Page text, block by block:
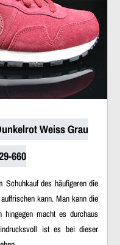
Weiss Grau
660
Schuhkauf des häufigeren die
kann. Man kann die
hingegen macht es durchaus
ist es bei dieser